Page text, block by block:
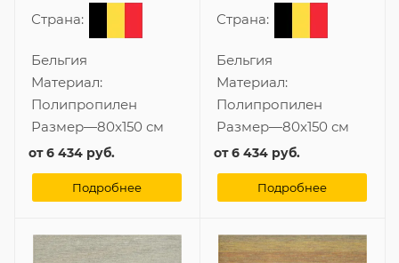
Страна:
Бельгия
Материал:
Полипропилен
Размер—80x150 см
от6 434 руб.
Подробнее
Страна:
Бельгия
Материал:
Полипропилен
Размер—80x150 см
от6 434 руб.
Подробнее